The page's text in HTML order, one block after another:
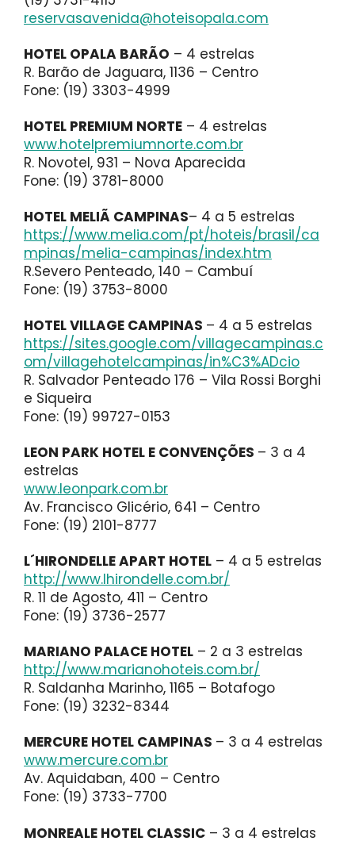
reservasavenida@hoteisopala.com
HOTEL OPALA BARÃO – 4 estrelas
R. Barão de Jaguara, 1136 – Centro
Fone: (19) 3303-4999
HOTEL PREMIUM NORTE – 4 estrelas
www.hotelpremiumnorte.com.br
R. Novotel, 931 – Nova Aparecida
Fone: (19) 3781-8000
HOTEL MELIÃ CAMPINAS– 4 a 5 estrelas
https://www.melia.com/pt/hoteis/brasil/ca
mpinas/melia-campinas/index.htm
R.Severo Penteado, 140 – Cambuí
Fone: (19) 3753-8000
HOTEL VILLAGE CAMPINAS – 4 a 5 estrelas
https://sites.google.com/villagecampinas.c
om/villagehotelcampinas/in%C3%ADcio
R. Salvador Penteado 176 – Vila Rossi Borghi
e Siqueira
Fone: (19) 99727-0153
LEON PARK HOTEL E CONVENÇÕES – 3 a 4
estrelas
www.leonpark.com.br
Av. Francisco Glicério, 641 – Centro
Fone: (19) 2101-8777
L´HIRONDELLE APART HOTEL – 4 a 5 estrelas
http://www.lhirondelle.com.br/
R. 11 de Agosto, 411 – Centro
Fone: (19) 3736-2577
MARIANO PALACE HOTEL – 2 a 3 estrelas
http://www.marianohoteis.com.br/
R. Saldanha Marinho, 1165 – Botafogo
Fone: (19) 3232-8344
MERCURE HOTEL CAMPINAS – 3 a 4 estrelas
www.mercure.com.br
Av. Aquidaban, 400 – Centro
Fone: (19) 3733-7700
MONREALE HOTEL CLASSIC – 3 a 4 estrelas